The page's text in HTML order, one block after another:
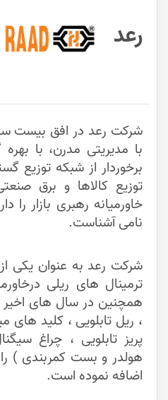
رعد
شرکت رعد در افق بیست
با مدیریتی مدرن، با
برخوردار از شبکه توزیع
توزیع کالاها و برق
خاورمیانه رهبری بازار
نامی آشناست.
شرکت رعد به عنوان یکی از
ترمینال های ریلی
همچنین در سال های
، ریل تابلویی ، کلید های
پریز تابلویی ، چراغ
هولدر و بست کمربندی )
اضافه نموده است.